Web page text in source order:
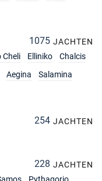
1075 JACHTEN
Cheli Elliniko
Chalcis
Aegina
Salamina
254 JACHTEN
228 JACHTEN